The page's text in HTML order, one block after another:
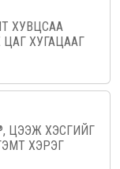
ХУВЦСАА
ХУГАЦААГ
ЦЭЭЖ ХЭСГИЙГ
ХЭРЭГ